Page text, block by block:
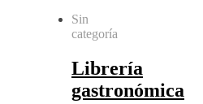
Sin
categoría
Librería
gastronómica